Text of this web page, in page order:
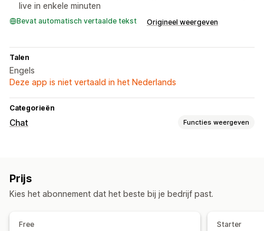
live in enkele minuten
Bevat automatisch vertaalde tekst Origineel weergeven
Talen
Engels
Deze app is niet vertaald in het Nederlands
Categorieën
Chat Functies weergeven
Geautomatiseerde antwoorden
Prijs
Kies het abonnement dat het beste bij je bedrijf past.
Free Starter